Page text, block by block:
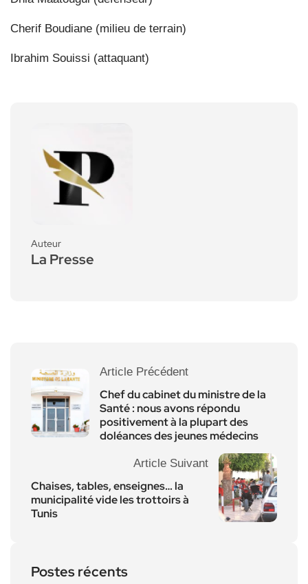
Cherif Boudiane (milieu de terrain)
Ibrahim Souissi (attaquant)
Auteur
La Presse
Article Précédent
Chef du cabinet du ministre de la
Santé : nous avons répondu
positivement à la plupart des
doléances des jeunes médecins
Article Suivant
Chaises, tables, enseignes… la
municipalité vide les trottoirs à
Tunis
Postes récents